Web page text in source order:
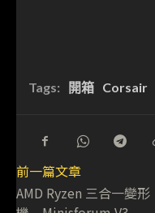
Tags: 開箱 Corsair
前一篇文章
AMD Ryzen 三合一變形